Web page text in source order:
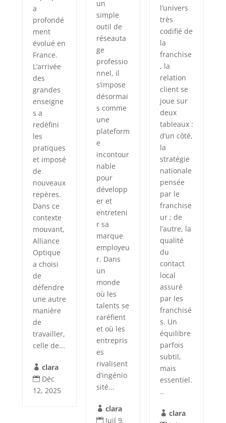
a
profondé
ment
évolué en
France.
L’arrivée
des
grandes
enseigne
s a
redéfini
les
pratiques
et imposé
de
nouveaux
repères.
Dans ce
contexte
mouvant,
Alliance
Optique
a choisi
de
défendre
une autre
manière
de
travailler,
celle de...
 clara
 Déc
12, 2025
un
simple
outil de
réseauta
ge
professio
nnel, il
s’impose
désormai
s comme
une
plateform
e
incontour
nable
pour
développ
er et
entreteni
r sa
marque
employeu
r. Dans
un
monde
où les
talents se
raréfient
et où les
entrepris
es
rivalisent
d’ingénio
sité...
 clara
 Juil 9,
l’univers
très
codifié de
la
franchise
, la
relation
client se
joue sur
deux
tableaux :
d’un côté,
la
stratégie
nationale
pensée
par le
franchise
ur ; de
l’autre, la
qualité
du
contact
local
assuré
par les
franchisé
s. Un
équilibre
parfois
subtil,
mais
essentiel.
..
 clara